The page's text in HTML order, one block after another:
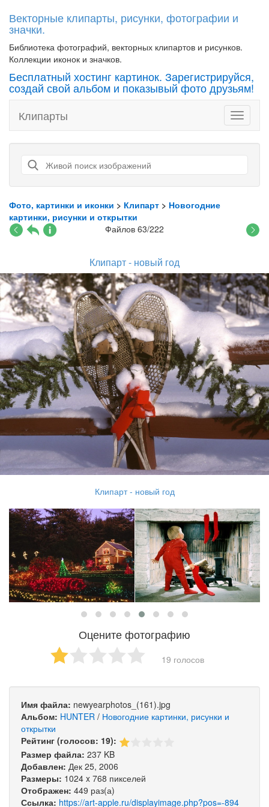
Векторные клипарты, рисунки, фотографии и
значки.
Библиотека фотографий, векторных клипартов и рисунков.
Коллекции иконок и значков.
Бесплатный хостинг картинок. Зарегистрируйся,
создай свой альбом и показывый фото друзьям!
Toggle
Клипарты
Фото, картинки и иконки > Клипарт > Новогодние
картинки, рисунки и открытки
Файлов 63/222
Клипарт - новый год
Клипарт - новый год
Оцените фотографию
19 голосов
Имя файла: newyearphotos_(161).jpg
Альбом: HUNTER / Новогодние картинки, рисунки и
открытки
Рейтинг (голосов: 19):
Размер файла: 237 KB
Добавлен: Дек 25, 2006
Размеры: 1024 x 768 пикселей
Отображен: 449 раз(а)
Ссылка: https://art-apple.ru/displayimage.php?pos=-894